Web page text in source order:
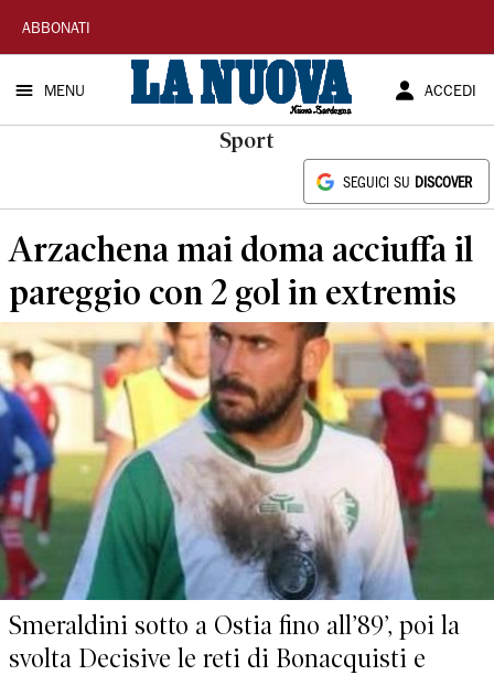
La
Nuova
Sardegna
ABBONATI
MENU ACCEDI
Sport
SEGUICI SU DISCOVER
Arzachena mai doma acciuffa il
pareggio con 2 gol in extremis
Smeraldini sotto a Ostia fino all’89’, poi la
svolta Decisive le reti di Bonacquisti e